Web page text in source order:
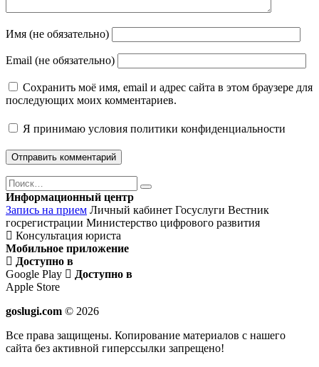
Имя (не обязательно)
Email (не обязательно)
Сохранить моё имя, email и адрес сайта в этом браузере для
последующих моих комментариев.
Я принимаю условия политики конфиденциальности
Поиск
Найти
Информационный центр
Запись на прием Личный кабинет Госуслуги Вестник
госрегистрации Министерство цифрового развития
Консультация юриста
Мобильное приложение
Доступно в
Google Play
Доступно в
Apple Store
goslugi.com © 2026
Все права защищены. Копирование материалов с нашего
сайта без активной гиперссылки запрещено!